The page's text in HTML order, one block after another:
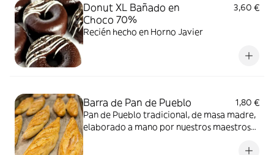
Donut XL Bañado en
Choco 70%
3,60 €
Recién hecho en Horno Javier
Barra de Pan de Pueblo
1,80 €
Pan de Pueblo tradicional, de masa madre,
elaborado a mano por nuestros maestros